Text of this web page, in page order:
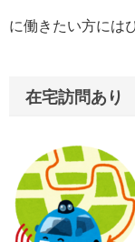
に働きたい方には
在宅訪問あり